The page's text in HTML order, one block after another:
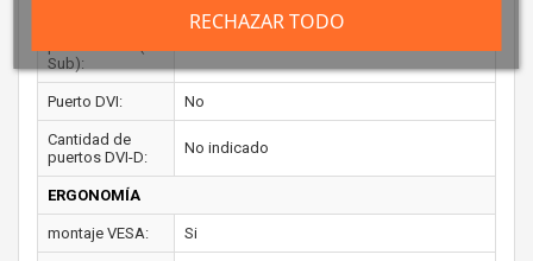
Sub):
Puerto DVI: No
Cantidad de
puertos DVI-D:
No indicado
ERGONOMÍA
montaje VESA: Si
RECHAZAR TODO